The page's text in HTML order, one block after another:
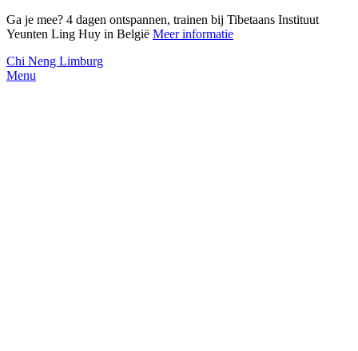
Ga je mee? 4 dagen ontspannen, trainen bij Tibetaans Instituut
Yeunten Ling Huy in België Meer informatie
Chi Neng Limburg
Menu